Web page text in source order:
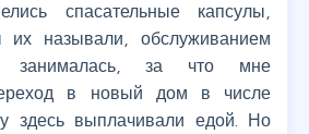
спасательные капсулы,
называли, обслуживанием
за что мне
в новый дом в числе
здесь выплачивали едой. Но